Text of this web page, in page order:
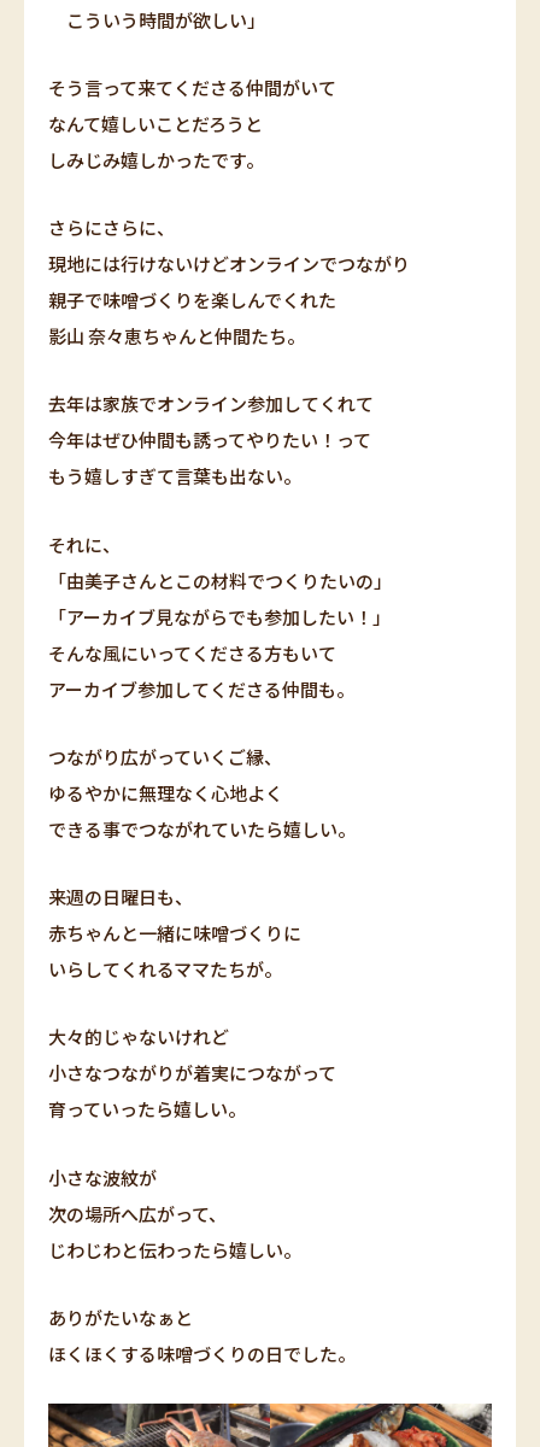
こういう時間が欲しい」
そう言って来てくださる仲間がいて
なんて嬉しいことだろうと
しみじみ嬉しかったです。
さらにさらに、
現地には行けないけどオンラインでつながり
親子で味噌づくりを楽しんでくれた
影山 奈々恵ちゃんと仲間たち。
去年は家族でオンライン参加してくれて
今年はぜひ仲間も誘ってやりたい！って
もう嬉しすぎて言葉も出ない。
それに、
「由美子さんとこの材料でつくりたいの」
「アーカイブ見ながらでも参加したい！」
そんな風にいってくださる方もいて
アーカイブ参加してくださる仲間も。
つながり広がっていくご縁、
ゆるやかに無理なく心地よく
できる事でつながれていたら嬉しい。
来週の日曜日も、
赤ちゃんと一緒に味噌づくりに
いらしてくれるママたちが。
大々的じゃないけれど
小さなつながりが着実につながって
育っていったら嬉しい。
小さな波紋が
次の場所へ広がって、
じわじわと伝わったら嬉しい。
ありがたいなぁと
ほくほくする味噌づくりの日でした。